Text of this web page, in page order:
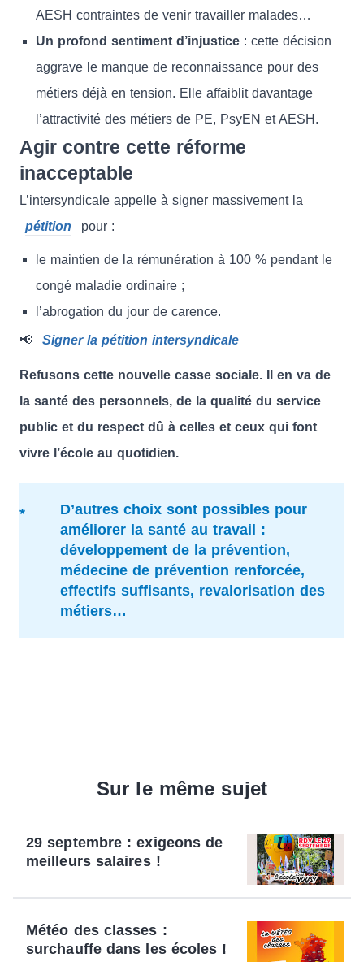
AESH contraintes de venir travailler malades…
Un profond sentiment d’injustice : cette décision
aggrave le manque de reconnaissance pour des
métiers déjà en tension. Elle affaiblit davantage
l’attractivité des métiers de PE, PsyEN et AESH.
Agir contre cette réforme
inacceptable
L’intersyndicale appelle à signer massivement la
pétition
pour :
le maintien de la rémunération à 100 % pendant le
congé maladie ordinaire ;
l’abrogation du jour de carence.
📢 Signer la pétition intersyndicale
Refusons cette nouvelle casse sociale. Il en va de
la santé des personnels, de la qualité du service
public et du respect dû à celles et ceux qui font
vivre l’école au quotidien.
D’autres choix sont possibles pour
améliorer la santé au travail :
développement de la prévention,
médecine de prévention renforcée,
effectifs suffisants, revalorisation des
métiers…
Sur le même sujet
29 septembre : exigeons de
meilleurs salaires !
Météo des classes :
surchauffe dans les écoles !